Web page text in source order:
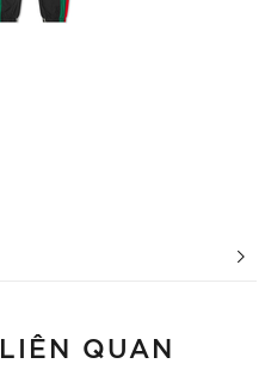
LIÊN QUAN